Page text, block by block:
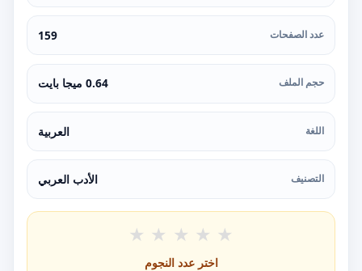
عدد الصفحات 159
حجم الملف 0.64 ميجا بايت
اللغة العربية
التصنيف الأدب العربي
★ ★ ★ ★ ★
اختر عدد النجوم